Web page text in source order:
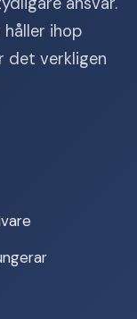
ihop
det verkligen